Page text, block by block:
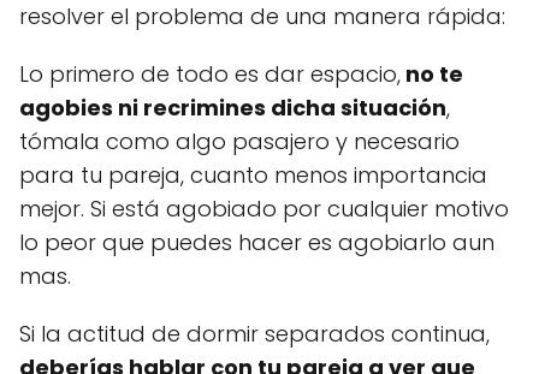
resolver el problema de una manera rápida:
Lo primero de todo es dar espacio, no te
agobies ni recrimines dicha situación,
tómala como algo pasajero y necesario
para tu pareja, cuanto menos importancia
mejor. Si está agobiado por cualquier motivo
lo peor que puedes hacer es agobiarlo aun
mas.
Si la actitud de dormir separados continua,
deberías hablar con tu pareja a ver que